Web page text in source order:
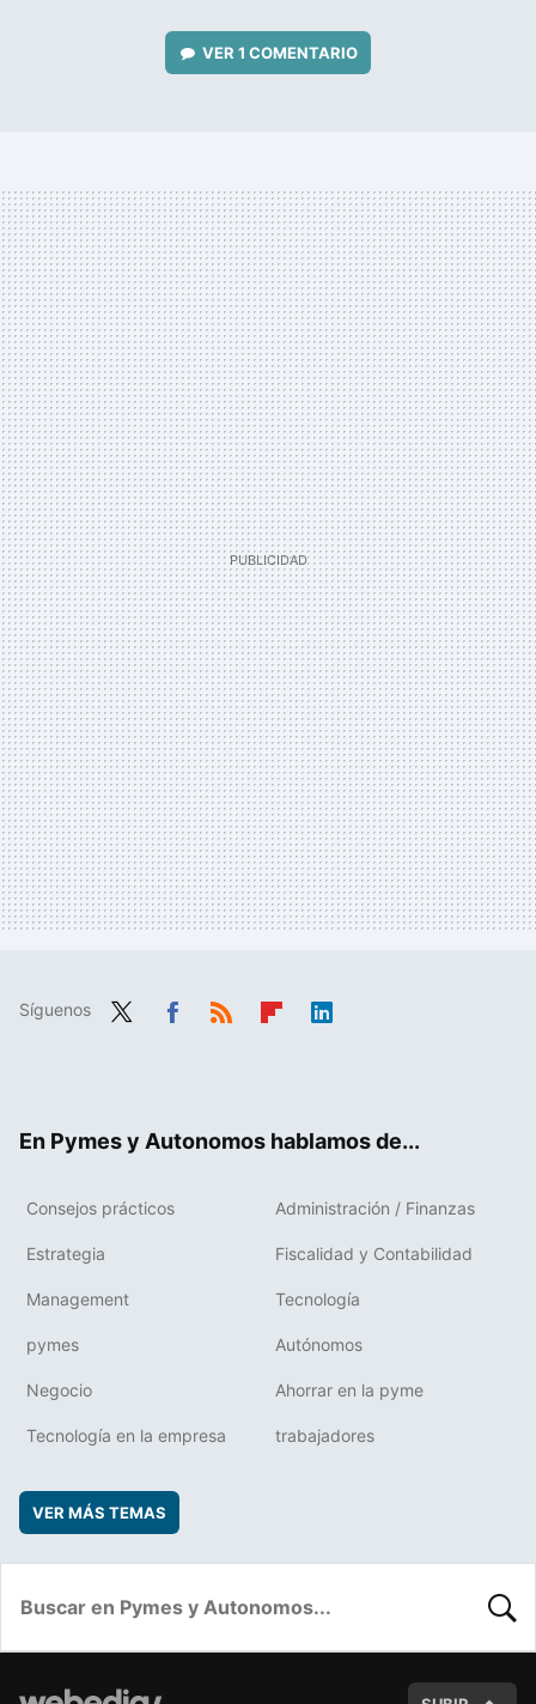
VER 1 COMENTARIO
Síguenos
En Pymes y Autonomos hablamos de...
Consejos prácticos Administración / Finanzas
Estrategia Fiscalidad y Contabilidad
Management Tecnología
pymes Autónomos
Negocio Ahorrar en la pyme
Tecnología en la empresa trabajadores
VER MÁS TEMAS